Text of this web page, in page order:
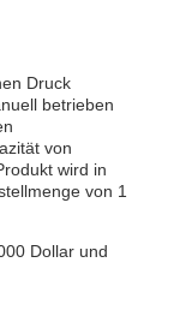
Druck
betrieben
von
wird in
von 1
Dollar und